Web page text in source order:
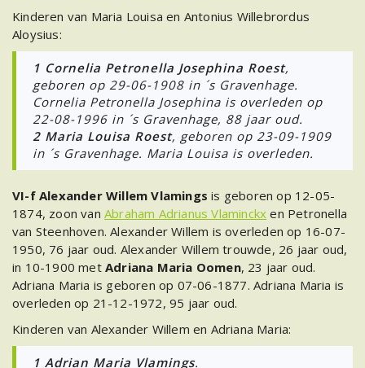
Kinderen van Maria Louisa en Antonius Willebrordus
Aloysius:
1 Cornelia Petronella Josephina Roest,
geboren op 29-06-1908 in ´s Gravenhage.
Cornelia Petronella Josephina is overleden op
22-08-1996 in ´s Gravenhage, 88 jaar oud.
2 Maria Louisa Roest, geboren op 23-09-1909
in ´s Gravenhage. Maria Louisa is overleden.
VI-f Alexander Willem Vlamings is geboren op 12-05-
1874, zoon van Abraham Adrianus Vlaminckx en Petronella
van Steenhoven. Alexander Willem is overleden op 16-07-
1950, 76 jaar oud. Alexander Willem trouwde, 26 jaar oud,
in 10-1900 met Adriana Maria Oomen, 23 jaar oud.
Adriana Maria is geboren op 07-06-1877. Adriana Maria is
overleden op 21-12-1972, 95 jaar oud.
Kinderen van Alexander Willem en Adriana Maria:
1 Adrian Maria Vlamings.